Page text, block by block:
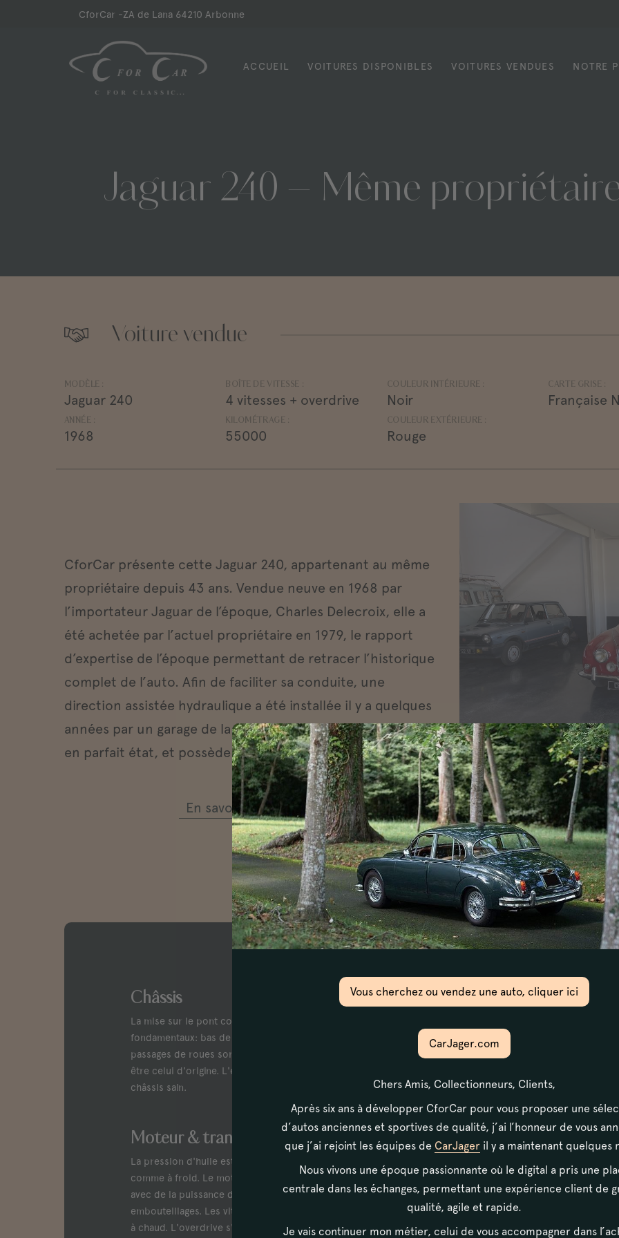
CforCar -ZA de Lana 64210 Arbonne
ACCUEIL VOITURES DISPONIBLES VOITURES VENDUES NOTRE
Jaguar 240 – Même
Voiture vendue
MODÈLE :
Jaguar 240
ANNÉE :
1968
BOÎTE DE VITESSE :
4 vitesses + overdrive
KILOMÉTRAGE :
55000
COULEUR INTÉRIEURE :
Noir
COULEUR EXTÉRIEURE :
Rouge
CARTE GRISE :
Française
CforCar présente cette Jaguar 240, appartenant au même
propriétaire depuis 43 ans. Vendue neuve en 1968 par
l’importateur Jaguar de l’époque, Charles Delecroix, elle a
été achetée par l’actuel propriétaire en 1979, le rapport
d’expertise de l’époque permettant de retracer l’historique
complet de l’auto. Afin de faciliter sa conduite, une
direction assistée hydraulique a été installée il y a quelques
années par un garage de la région. L’intérieur, d’origine, est
en parfait état, et possède ainsi une superbe patine.
En savoir + sur Jaguar
Châssis
La mise sur le pont confirme un châssis en très bon état. Les
fondamentaux: bas de caisse, planchers, bas d'ailes, fond de coffre et
passages de roues sont protégés par un anti-gravillonage qui semble
être celui d'origine. L'essai routier confirme bien un comportement
châssis sain.
Moteur & transmission
La pression d'huile est dans les préconisations constructeur, à chaud
comme à froid. Le moteur a un fonctionnement parfait et régulier,
avec de la puissance dès le début, ne chauffant pas dans les
embouteillages. Les vitesses passent sans craquement, à froid comme
à chaud. L'overdrive s'enclenche sans difficulté.
Carrosserie
La carrosserie est en excellent
quelques années.
Habitacle
affaissés et non déchirés. Les
relative compte tenu de l'âge et
Vous cherchez ou vendez une auto, cliquer ici
CarJager.com
Chers Amis, Collectionneurs, Clients,
Après six ans à développer CforCar pour vous proposer une
d’autos anciennes et sportives de qualité, j’ai l’honneur de vous
que j’ai rejoint les équipes de CarJageril y a maintenant quelques
Nous vivons une époque passionnante où le digital a pris une
centrale dans les échanges, permettant une expérience client de
qualité, agile et rapide.
Je vais continuer mon métier, celui de vous accompagner dans